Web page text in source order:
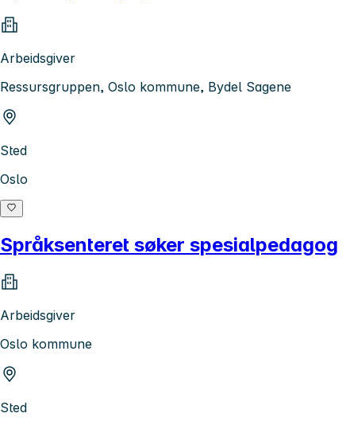
Arbeidsgiver
Ressursgruppen, Oslo kommune, Bydel Sagene
Sted
Oslo
Språksenteret søker spesialpedagog
Arbeidsgiver
Oslo kommune
Sted